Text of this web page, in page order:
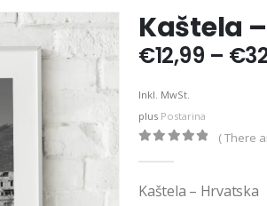
Kaštela
€12,99 – €
Inkl. MwSt.
plus Postarina
( There
Kaštela – Hrvatska